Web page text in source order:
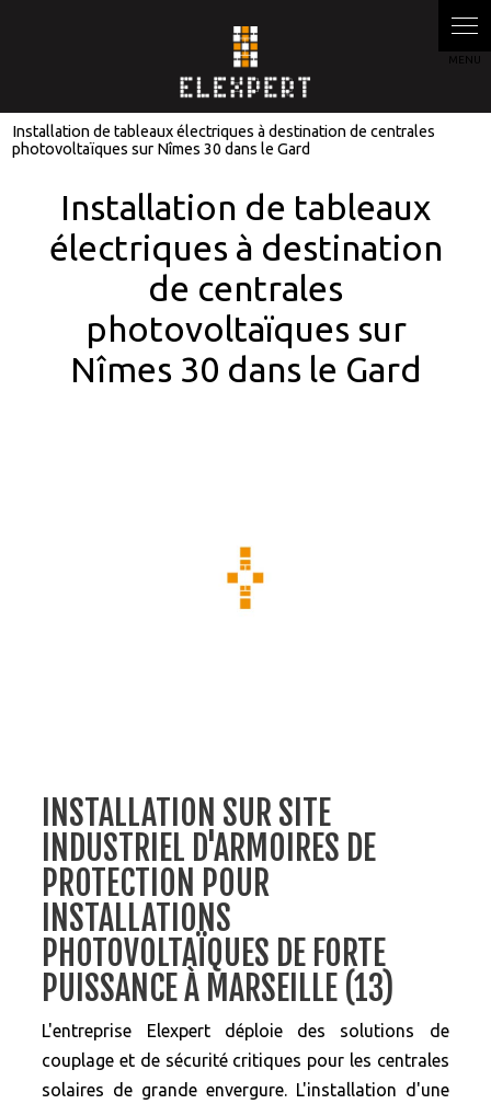
Installation de tableaux électriques à destination de centrales
photovoltaïques sur Nîmes 30 dans le Gard
Installation de tableaux
électriques à destination
de centrales
photovoltaïques sur
Nîmes 30 dans le Gard
INSTALLATION SUR SITE
INDUSTRIEL D'ARMOIRES DE
PROTECTION POUR
INSTALLATIONS
PHOTOVOLTAÏQUES DE FORTE
PUISSANCE À MARSEILLE (13)
L'entreprise Elexpert déploie des solutions de
couplage et de sécurité critiques pour les centrales
solaires de grande envergure. L'installation d'une